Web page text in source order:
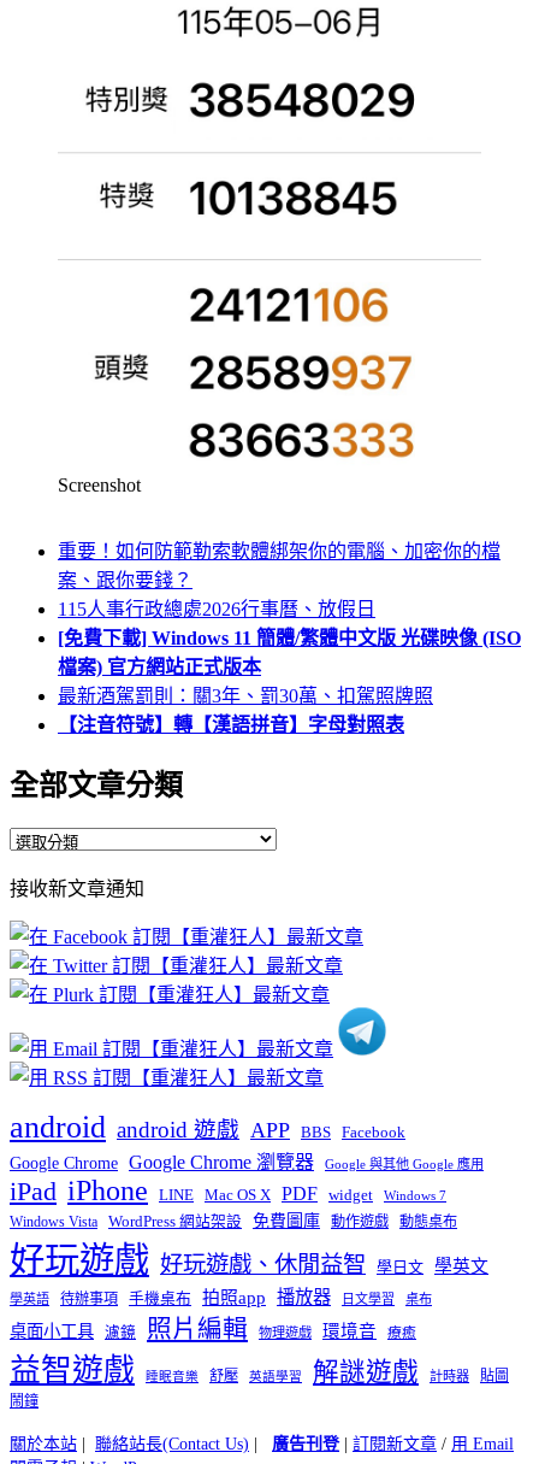
Screenshot
重要！如何防範勒索軟體綁架你的電腦、加密你的檔
案、跟你要錢？
115人事行政總處2026行事曆、放假日
[免費下載] Windows 11 簡體/繁體中文版 光碟映像 (ISO
檔案) 官方網站正式版本
最新酒駕罰則：關3年、罰30萬、扣駕照牌照
【注音符號】轉【漢語拼音】字母對照表
全部文章分類
全
文
章
分
類
接收新文章通知
android android 遊戲 APP BBS Facebook
Google Chrome Google Chrome 瀏覽器 Google 與其他 Google 應用
iPad iPhone LINE Mac OS X PDF widget Windows 7
Windows Vista WordPress 網站架設 免費圖庫 動作遊戲 動態桌布
好玩遊戲 好玩遊戲、休閒益智 學日文 學英文
學英語 待辦事項 手機桌布 拍照app 播放器 日文學習 桌布
桌面小工具 濾鏡 照片編輯 物理遊戲 環境音 療癒
益智遊戲 睡眠音樂 舒壓 英語學習 解謎遊戲 計時器
貼圖
鬧鐘
關於本站 | 聯絡站長(Contact Us) | 廣告刊登| 訂閱新文章 / 用 Email